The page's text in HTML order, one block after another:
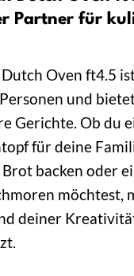
Partner für
Oven ft4.5
und
Gerichte. Ob du
für deine
backen oder
möchtest,
deiner